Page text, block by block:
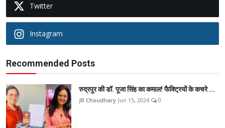
Twitter
Instagram
Recommended Posts
रुद्रपुर की डॉ. पूजा सिंह का कमाल! फैक्ट्रियों के कचरे ...
JR Choudhary Jun 15, 2024 0